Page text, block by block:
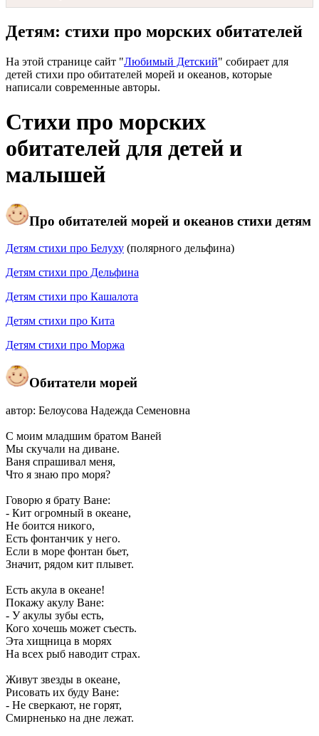
Детям: стихи про морских обитателей
На этой странице сайт "Любимый Детский" собирает для
детей стихи про обитателей морей и океанов, которые
написали современные авторы.
Стихи про морских
обитателей для детей и
малышей
Про обитателей морей и океанов стихи детям
Детям стихи про Белуху (полярного дельфина)
Детям стихи про Дельфина
Детям стихи про Кашалота
Детям стихи про Кита
Детям стихи про Моржа
Обитатели морей
автор: Белоусова Надежда Семеновна
С моим младшим братом Ваней
Мы скучали на диване.
Ваня спрашивал меня,
Что я знаю про моря?
Говорю я брату Ване:
- Кит огромный в океане,
Не боится никого,
Есть фонтанчик у него.
Если в море фонтан бьет,
Значит, рядом кит плывет.
Есть акула в океане!
Покажу акулу Ване:
- У акулы зубы есть,
Кого хочешь может съесть.
Эта хищница в морях
На всех рыб наводит страх.
Живут звезды в океане,
Рисовать их буду Ване:
- Не сверкают, не горят,
Смирненько на дне лежат.